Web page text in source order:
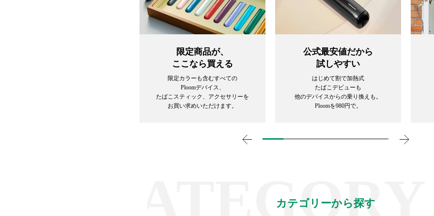
限定商品が、
ここなら買える
限定カラーも含むすべての
Ploomデバイス、
たばこスティック、アクセサリーを
お買い求めいただけます。
公式最安値だから
試しやすい
はじめて割で加熱式
たばこデビューも
他のデバイスからの乗り換えも。
Ploomを980円で。
CATEGORY /
カテゴリーから探す